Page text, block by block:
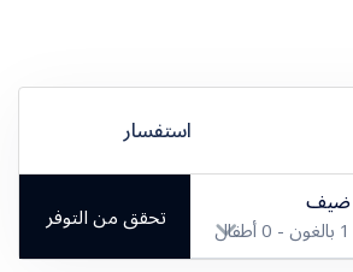
استفسار
ضيف
1 بالغون - 0 أطفال تحقق من التوفر